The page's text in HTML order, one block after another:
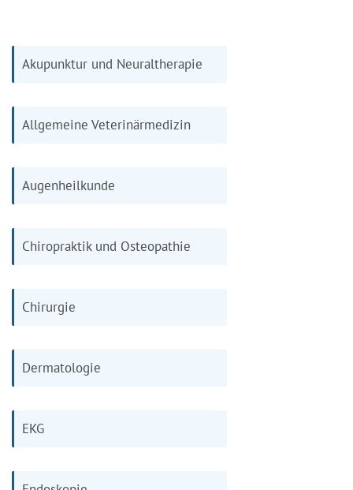
Akupunktur und Neuraltherapie
Allgemeine Veterinärmedizin
Augenheilkunde
Chiropraktik und Osteopathie
Chirurgie
Dermatologie
EKG